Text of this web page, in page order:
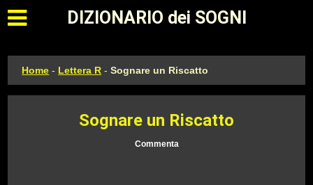
Apri il menu principale
DIZIONARIO dei SOGNI
Home - Lettera R -Sognare un Riscatto
Sognare un Riscatto
Commenta